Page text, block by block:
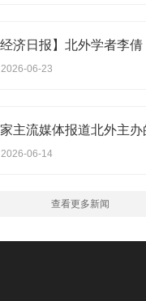
2026-06-23
2026-06-14
查看更多新闻